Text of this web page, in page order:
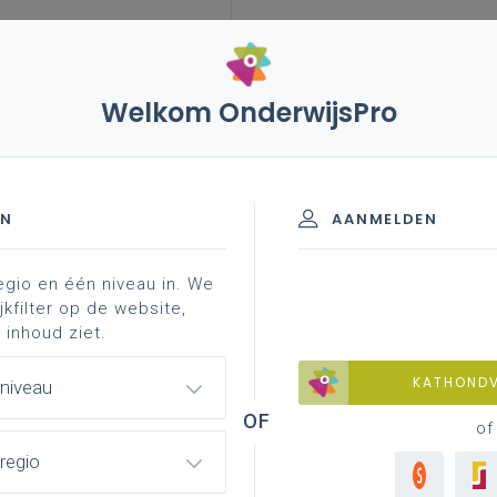
10 juni 2021 – hbo5-opleiding voor indiase
2020-2023
voor Indiase
in de
, en zelfs de dag vóór deze
het tijdschriftKnack(voor abonnees). Vragensteller
Welkom OnderwijsPro
AANMELDEN
of
en één niveau in. We
op de website,
ziet.